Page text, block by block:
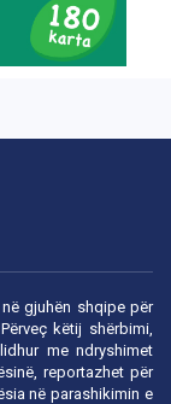
gjuhën shqipe për
këtij shërbimi,
me ndryshimet
reportazhet për
në parashikimin e